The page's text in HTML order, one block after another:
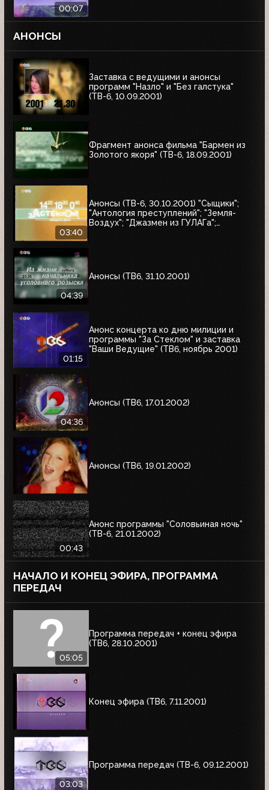
00:07
АНОНСЫ
Заставка с ведущими и анонсы
программ "Назло" и "Без галстука"
(ТВ-6, 10.09.2001)
Фрагмент анонса фильма "Бармен из
Золотого якоря" (ТВ-6, 18.09.2001)
03:40
Анонсы (ТВ-6, 30.10.2001) "Сыщики";
"Антология преступлений"; "Земля-
Воздух"; "Джазмен из ГУЛАГа";
04:39
Анонсы (ТВ6, 31.10.2001)
01:15
Анонс концерта ко дню милиции и
программы "За Стеклом" и заставка
"Ваши Ведущие" (ТВ6, ноябрь 2001)
04:36
Анонсы (ТВ6, 17.01.2002)
Анонсы (ТВ6, 19.01.2002)
00:43
Анонс программы "Соловьиная ночь"
(ТВ-6, 21.01.2002)
НАЧАЛО И КОНЕЦ ЭФИРА, ПРОГРАММА
ПЕРЕДАЧ
05:05
Программа передач + конец эфира
(ТВ6, 28.10.2001)
Конец эфира (ТВ6, 7.11.2001)
03:03
Программа передач (ТВ-6, 09.12.2001)